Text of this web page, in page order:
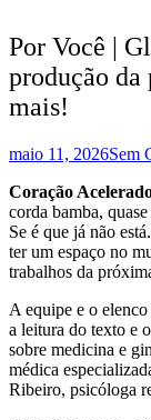
Por Você |
produção da
mais!
maio 11, 2026Sem
Coração
corda bamba,
Se é que já não
ter um espaço no
trabalhos da
A equipe e o
a leitura do texto e
sobre medicina e
médica
Ribeiro, psicóloga